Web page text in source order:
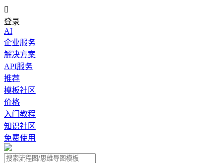

登录
AI
企业服务
解决方案
API服务
推荐
模板社区
价格
入门教程
知识社区
免费使用